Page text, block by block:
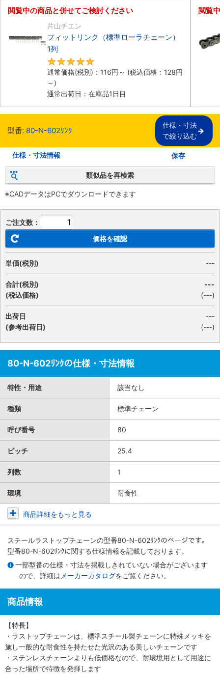
閲覧中の商品と併せてご検討ください
片山チエン
フィットリンク（標準ローラチェーン）
1列
通常価格(税別)： 116円 ～ (税込価格： 128円
～)
通常出荷日：在庫品1日目
閲覧
型番: 80-N-602ﾘﾝｸ
仕様・寸法
で絞り込む
仕様・寸法情報 保存
類似品を再検索
※CADデータはPCでダウンロードできます
ご注文数：
価格を確認
単価(税別) ---
合計(税別)
(税込価格)
---
(---)
出荷日
(参考出荷日)
---
(---)
80-N-602ﾘﾝｸの仕様・寸法情報
特性・用途 該当なし
種類 標準チェーン
呼び番号 80
ピッチ 25.4
列数 1
環境 耐食性
商品詳細をもっと見る
スチールラストップチェーンの型番80-N-602ﾘﾝｸのページです。
型番80-N-602ﾘﾝｸに関する仕様情報を記載しております。
一部型番の仕様・寸法を掲載しきれていない場合がございます
ので、詳細は メーカーカタログをご覧ください。
商品情報
【特長】
・ラストップチェーンは、標準スチール製チェーンに特殊メッキを
施し一般的な耐食性を持たせた光沢のある美しいチェーンです
・ステンレスチェーンよりも低価格なので、耐環境用として用途に
合った場所で特徴を発揮します